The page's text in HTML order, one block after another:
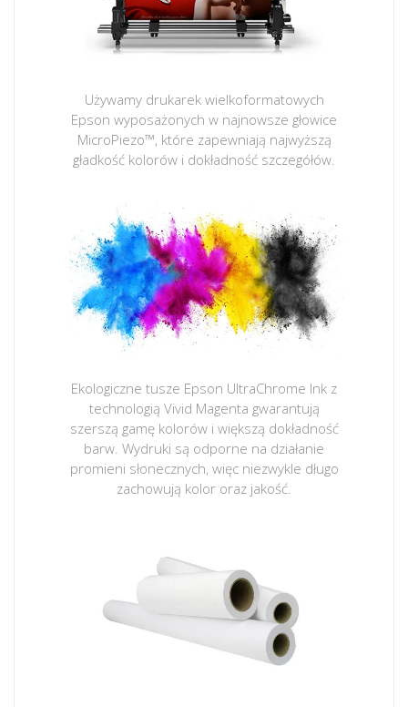
Używamy drukarek wielkoformatowych
Epson wyposażonych w najnowsze głowice
MicroPiezo™, które zapewniają najwyższą
gładkość kolorów i dokładność szczegółów.
Ekologiczne tusze Epson UltraChrome Ink z
technologią Vivid Magenta gwarantują
szerszą gamę kolorów i większą dokładność
barw. Wydruki są odporne na działanie
promieni słonecznych, więc niezwykle długo
zachowują kolor oraz jakość.